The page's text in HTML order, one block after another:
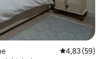
4,83 de uma
4,83 (59)